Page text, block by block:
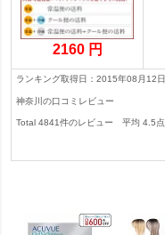
2160 円
ランキング取得日：2015年08月12日
神奈川の口コミレビュー
Total4841件のレビュー平均4.5点